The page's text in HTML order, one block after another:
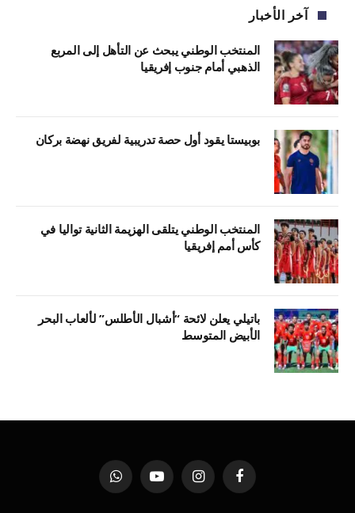
آخر الأخبار
المنتخب الوطني يبحث عن التأهل إلى المربع
الذهبي أمام جنوب إفريقيا
بوبيستا يقود أول حصة تدريبية لفريق نهضة بركان
المنتخب الوطني يتلقى الهزيمة الثانية تواليا في
كأس أمم إفريقيا
باتيلي يعلن لائحة “أشبال الأطلس” لألعاب البحر
الأبيض المتوسط
فيسبوك الانستغراميوتيوب واتساب